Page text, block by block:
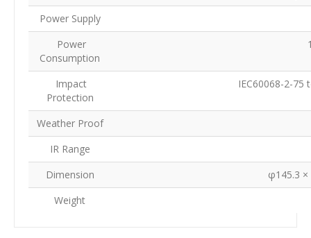
Power Supply
Power
Consumption
Impact
Protection
IEC60068-2-75
Weather Proof
IR Range
Dimension
φ145.3 ×
Weight